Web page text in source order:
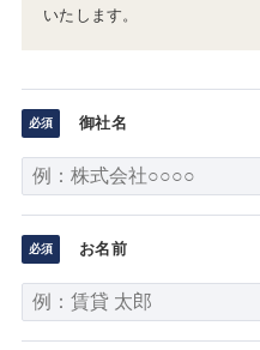
いたします。
御社名
お名前